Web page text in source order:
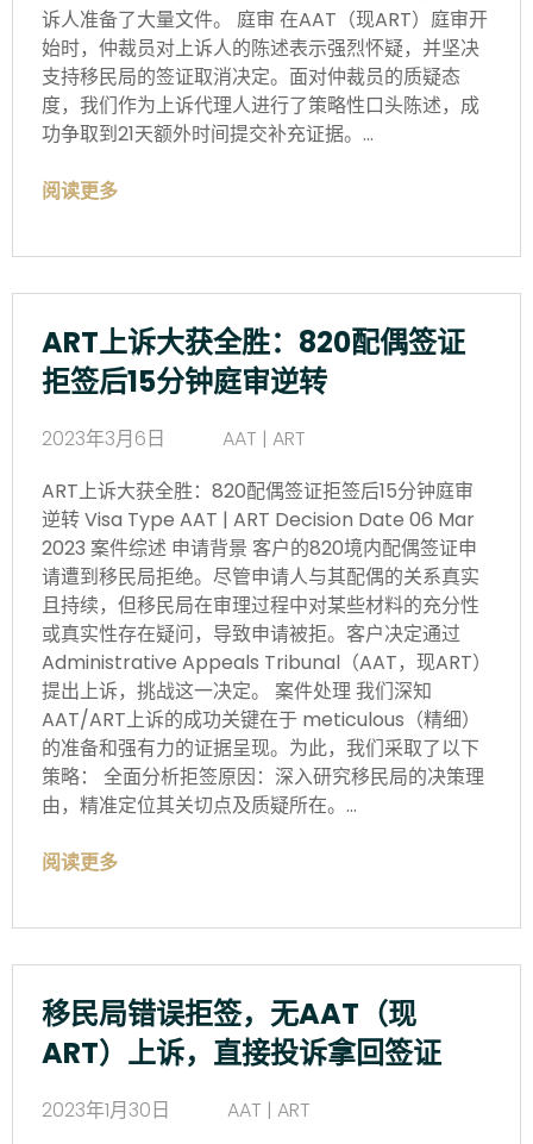
诉人准备了大量文件。 庭审 在AAT（现ART）庭审开
始时，仲裁员对上诉人的陈述表示强烈怀疑，并坚决
支持移民局的签证取消决定。面对仲裁员的质疑态
度，我们作为上诉代理人进行了策略性口头陈述，成
功争取到21天额外时间提交补充证据。…
阅读更多
ART上诉大获全胜：820配偶签证
拒签后15分钟庭审逆转
2023年3月6日
AAT | ART
ART上诉大获全胜：820配偶签证拒签后15分钟庭审
逆转 Visa Type AAT | ART Decision Date 06 Mar
2023 案件综述 申请背景 客户的820境内配偶签证申
请遭到移民局拒绝。尽管申请人与其配偶的关系真实
且持续，但移民局在审理过程中对某些材料的充分性
或真实性存在疑问，导致申请被拒。客户决定通过
Administrative Appeals Tribunal（AAT，现ART）
提出上诉，挑战这一决定。 案件处理我们深知
AAT/ART上诉的成功关键在于 meticulous（精细）
的准备和强有力的证据呈现。为此，我们采取了以下
策略： 全面分析拒签原因：深入研究移民局的决策理
由，精准定位其关切点及质疑所在。…
阅读更多
移民局错误拒签，无AAT（现
ART）上诉，直接投诉拿回签证
2023年1月30日
AAT | ART